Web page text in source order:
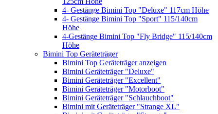
4- Gestänge Bimini Top "Deluxe" 117cm Höhe
4- Gestänge Bimini Top "Sport" 115/140cm
Höhe
4-Gestänge Bimini Top "Fly Bridge" 115/140cm
Höhe
Bimini Top Geräteträger
Bimini Top Geräteträger anzeigen
Bimini Geräteträger "Deluxe"
Bimini Geräteträger "Excellent"
Bimini Geräteträger "Motorboot"
Bimini Geräteträger "Schlauchboot"
Bimini mit Geräteträger "Strange XL"